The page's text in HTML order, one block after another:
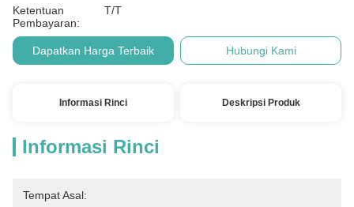
Ketentuan
Pembayaran:
T/T
Dapatkan Harga Terbaik Hubungi Kami
Informasi Rinci Deskripsi Produk
Informasi Rinci
Tempat Asal: